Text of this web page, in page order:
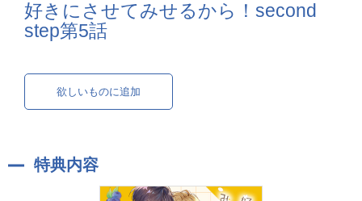
好きにさせてみせるから！second
step第5話
欲しいものに追加
特典内容